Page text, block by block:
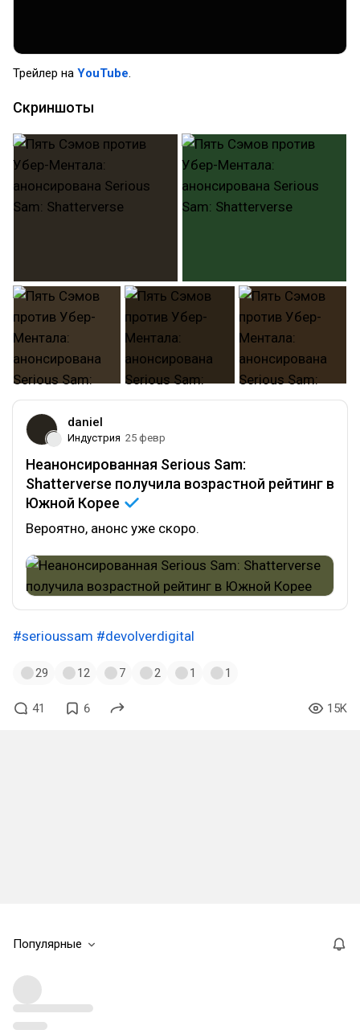
Трейлер на YouTube.
Скриншоты
daniel
Индустрия 25 февр
Неанонсированная Serious Sam:
Shatterverse получила возрастной рейтинг в
Южной Корее
Вероятно, анонс уже скоро.
#serioussam #devolverdigital
29 12 7 2 1 1
41 6 15K
Популярные